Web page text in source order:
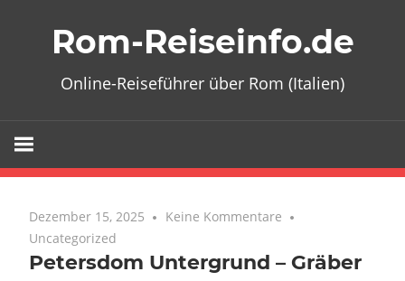
Rom-Reiseinfo.de
Online-Reiseführer über Rom (Italien)
Dezember 15, 2025
Keine Kommentare
Uncategorized
Petersdom Untergrund – Gräber